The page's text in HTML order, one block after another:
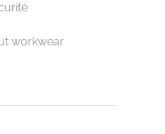
workwear